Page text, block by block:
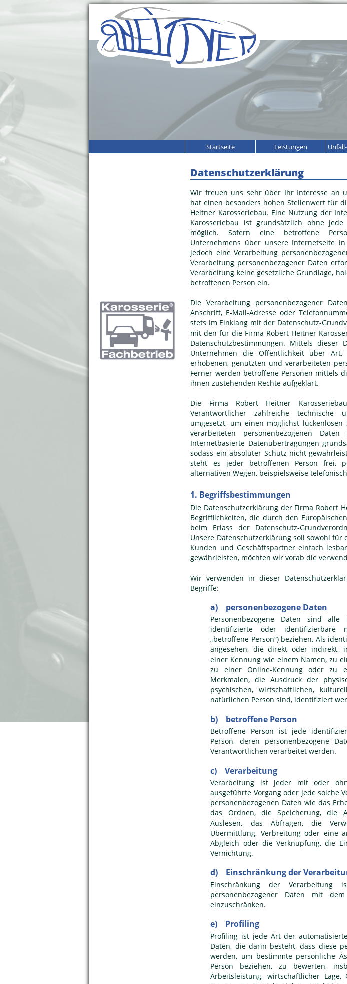
Startseite Leistungen
Datenschutzerklärung
Wir freuen uns sehr über Ihr Interesse an
hat einen besonders hohen Stellenwert für
Heitner Karosseriebau. Eine Nutzung der
Karosseriebau ist grundsätzlich ohne jede
möglich. Sofern eine betroffene
Unternehmens über unsere Internetseite
jedoch eine Verarbeitung
Verarbeitung personenbezogener Daten
Verarbeitung keine gesetzliche Grundlage,
betroffenen Person ein.
Die Verarbeitung personenbezogener
Anschrift, E-Mail-Adresse oder
stets im Einklang mit der Datenschutz-
mit den für die Firma Robert Heitner
Datenschutzbestimmungen. Mittels dieser
Unternehmen die Öffentlichkeit über
erhobenen, genutzten und verarbeiteten
Ferner werden betroffene Personen mittels
ihnen zustehenden Rechte aufgeklärt.
Die Firma Robert Heitner
Verantwortlicher zahlreiche technische
umgesetzt, um einen möglichst
verarbeiteten personenbezogenen
Internetbasierte Datenübertragungen
sodass ein absoluter Schutz nicht
steht es jeder betroffenen Person frei,
alternativen Wegen, beispielsweise
1. Begriffsbestimmungen
Die Datenschutzerklärung der Firma Robert
Begrifflichkeiten, die durch den
beim Erlass der Datenschutz-
Unsere Datenschutzerklärung soll sowohl
Kunden und Geschäftspartner einfach
gewährleisten, möchten wir vorab die
Wir verwenden in dieser
Begriffe:
a) personenbezogene Daten
Personenbezogene Daten sind
identifizierte oder identifizierbare
„betroffene Person“) beziehen. Als
angesehen, die direkt oder indirekt,
einer Kennung wie einem Namen, zu
zu einer Online-Kennung oder zu
Merkmalen, die Ausdruck der
psychischen, wirtschaftlichen,
natürlichen Person sind, identifiziert
b) betroffene Person
Betroffene Person ist jede
Person, deren personenbezogene
Verantwortlichen verarbeitet werden.
c) Verarbeitung
Verarbeitung ist jeder mit oder
ausgeführte Vorgang oder jede solche
personenbezogenen Daten wie das
das Ordnen, die Speicherung, die
Auslesen, das Abfragen, die
Übermittlung, Verbreitung oder eine
Abgleich oder die Verknüpfung, die
Vernichtung.
d) Einschränkung der
Einschränkung der Verarbeitung
personenbezogener Daten mit
einzuschränken.
e) Profiling
Profiling ist jede Art der
Daten, die darin besteht, dass diese
werden, um bestimmte persönliche
Person beziehen, zu bewerten,
Arbeitsleistung, wirtschaftlicher Lage,